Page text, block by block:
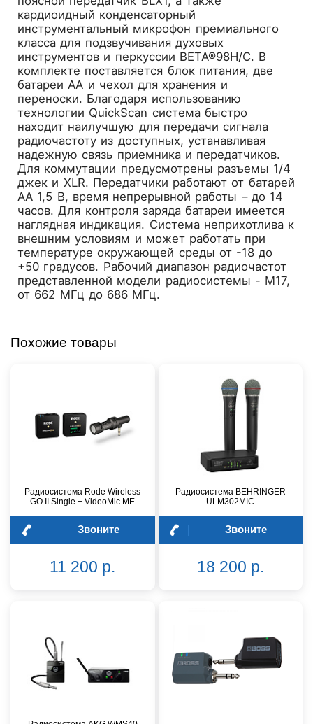
кардиоидный конденсаторный
инструментальный микрофон премиального
класса для подзвучивания духовых
инструментов и перкуссии BETA®98H/C. В
комплекте поставляется блок питания, две
батареи АА и чехол для хранения и
переноски. Благодаря использованию
технологии QuickScan система быстро
находит наилучшую для передачи сигнала
радиочастоту из доступных, устанавливая
надежную связь приемника и передатчиков.
Для коммутации предусмотрены разъемы 1/4
джек и XLR. Передатчики работают от батарей
АА 1,5 В, время непрерывной работы – до 14
часов. Для контроля заряда батареи имеется
наглядная индикация. Система неприхотлива к
внешним условиям и может работать при
температуре окружающей среды от -18 до
+50 градусов. Рабочий диапазон радиочастот
представленной модели радиосистемы - M17,
от 662 МГц до 686 МГц.
Похожие товары
Радиосистема Rode Wireless
GO II Single + VideoMic ME
Звоните
11 200 р.
Радиосистема BEHRINGER
ULM302MIC
Звоните
18 200 р.